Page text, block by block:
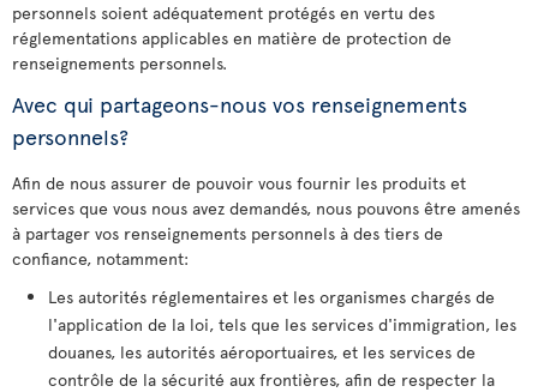
personnels soient adéquatement protégés en vertu des
réglementations applicables en matière de protection de
renseignements personnels.
Avec qui partageons-nous vos renseignements
personnels?
Afin de nous assurer de pouvoir vous fournir les produits et
services que vous nous avez demandés, nous pouvons être amenés
à partager vos renseignements personnels à des tiers de
confiance, notamment:
Les autorités réglementaires et les organismes chargés de
l'application de la loi, tels que les services d'immigration, les
douanes, les autorités aéroportuaires, et les services de
contrôle de la sécurité aux frontières, afin de respecter la